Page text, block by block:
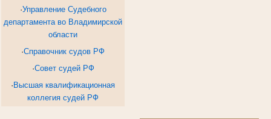
·Управление Судебного
департамента во Владимирской
области
·Справочник судов РФ
·Совет судей РФ
· Высшая квалификационная
коллегия судей РФ